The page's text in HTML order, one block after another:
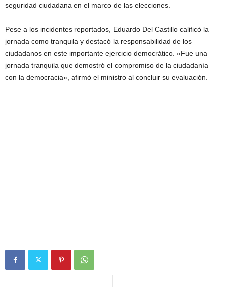
seguridad ciudadana en el marco de las elecciones.
Pese a los incidentes reportados, Eduardo Del Castillo calificó la
jornada como tranquila y destacó la responsabilidad de los
ciudadanos en este importante ejercicio democrático. «Fue una
jornada tranquila que demostró el compromiso de la ciudadanía
con la democracia», afirmó el ministro al concluir su evaluación.